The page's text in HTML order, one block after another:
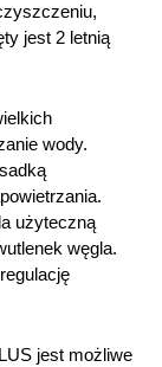
jest 2 letnią
wody.
użyteczną
węgla.
jest możliwe